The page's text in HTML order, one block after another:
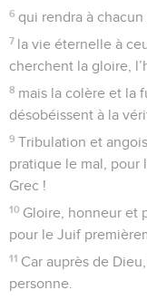
6 qui rendra à
7 la vie éternelle à
cherchent la gloire,
8 mais la colère et la
désobéissent à la
9 Tribulation et
pratique le mal, pour
Grec !
10 Gloire, honneur et
pour le Juif
11 Car auprès de
personne.